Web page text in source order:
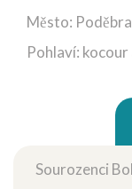
Město:
Pohlaví: kocour
Sourozenci